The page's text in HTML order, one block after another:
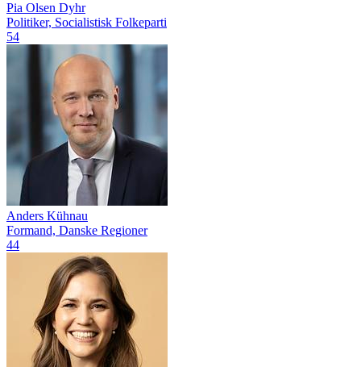
Pia Olsen Dyhr
Politiker, Socialistisk Folkeparti
54
Anders Kühnau
Formand, Danske Regioner
44